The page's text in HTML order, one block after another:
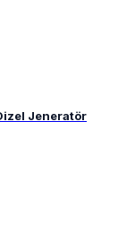
Jeneratör